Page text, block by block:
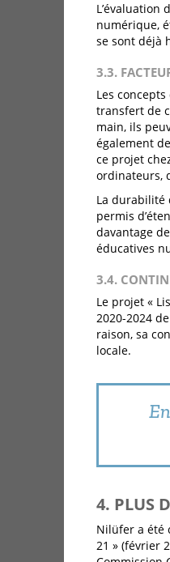
L’évaluation
numérique,
se sont déjà
3.3.
Les
transfert de
main, ils
également
ce projet
ordinateurs,
La durabilité
permis
davantage
éducatives
3.4.
Le projet «
2020-2024
raison, sa
locale.
4. PLUS
Nilüfer a été
21 » (février